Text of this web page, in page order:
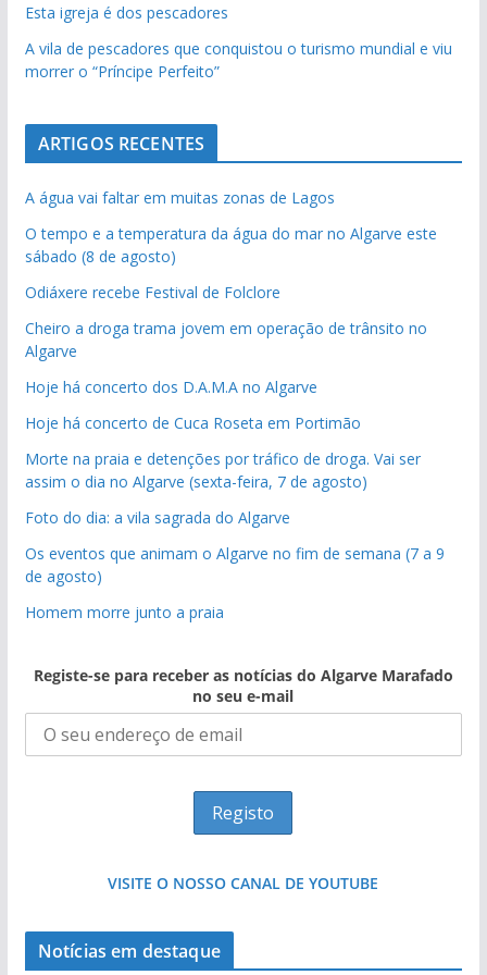
Esta igreja é dos pescadores
A vila de pescadores que conquistou o turismo mundial e viu
morrer o “Príncipe Perfeito”
ARTIGOS RECENTES
A água vai faltar em muitas zonas de Lagos
O tempo e a temperatura da água do mar no Algarve este
sábado (8 de agosto)
Odiáxere recebe Festival de Folclore
Cheiro a droga trama jovem em operação de trânsito no
Algarve
Hoje há concerto dos D.A.M.A no Algarve
Hoje há concerto de Cuca Roseta em Portimão
Morte na praia e detenções por tráfico de droga. Vai ser
assim o dia no Algarve (sexta-feira, 7 de agosto)
Foto do dia: a vila sagrada do Algarve
Os eventos que animam o Algarve no fim de semana (7 a 9
de agosto)
Homem morre junto a praia
Registe-se para receber as notícias do Algarve Marafado
no seu e-mail
VISITE O NOSSO CANAL DE YOUTUBE
Notícias em destaque
Foto do dia: uma cidade algarvia que cresceu
entre redes e fábricas
milhões de euros na construção de dois
hotéis (com vídeo)
Tempestades roubam areia de praias e põem
arribas em risco no Algarve (com vídeo)
Tapas do mar a 3 euros cada. Nova rota
gastronómica nasce no Algarve
Milagre da água. Fontes emblemáticas do
Algarve voltam a ter vida (com vídeo)